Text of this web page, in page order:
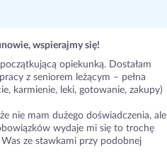
wspierajmy się!
opiekunką. Dostałam
z seniorem leżącym – pełna
karmienie, leki, gotowanie, zakupy)
nie mam dużego doświadczenia, ale
wydaje mi się to trochę
Was ze stawkami przy podobnej